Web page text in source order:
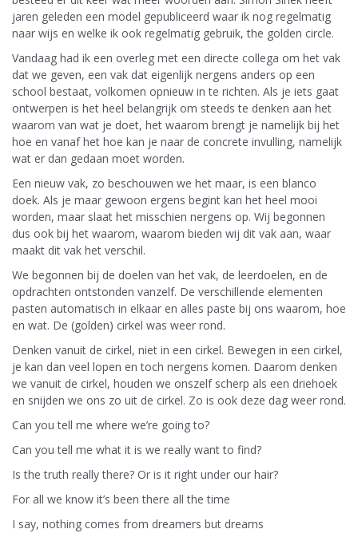
jaren geleden een model gepubliceerd waar ik nog regelmatig
naar wijs en welke ik ook regelmatig gebruik, the golden circle.
Vandaag had ik een overleg met een directe collega om het vak
dat we geven, een vak dat eigenlijk nergens anders op een
school bestaat, volkomen opnieuw in te richten. Als je iets gaat
ontwerpen is het heel belangrijk om steeds te denken aan het
waarom van wat je doet, het waarom brengt je namelijk bij het
hoe en vanaf het hoe kan je naar de concrete invulling, namelijk
wat er dan gedaan moet worden.
Een nieuw vak, zo beschouwen we het maar, is een blanco
doek. Als je maar gewoon ergens begint kan het heel mooi
worden, maar slaat het misschien nergens op. Wij begonnen
dus ook bij het waarom, waarom bieden wij dit vak aan, waar
maakt dit vak het verschil.
We begonnen bij de doelen van het vak, de leerdoelen, en de
opdrachten ontstonden vanzelf. De verschillende elementen
pasten automatisch in elkaar en alles paste bij ons waarom, hoe
en wat. De (golden) cirkel was weer rond.
Denken vanuit de cirkel, niet in een cirkel. Bewegen in een cirkel,
je kan dan veel lopen en toch nergens komen. Daarom denken
we vanuit de cirkel, houden we onszelf scherp als een driehoek
en snijden we ons zo uit de cirkel. Zo is ook deze dag weer rond.
Can you tell me where we’re going to?
Can you tell me what it is we really want to find?
Is the truth really there? Or is it right under our hair?
For all we know it’s been there all the time
I say, nothing comes from dreamers but dreams